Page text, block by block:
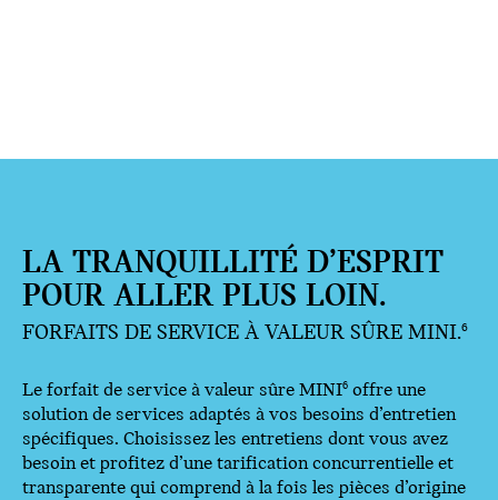
LA TRANQUILLITÉ D’ESPRIT
POUR ALLER PLUS LOIN.
FORFAITS DE SERVICE À VALEUR SÛRE MINI.6
Le forfait de service à valeur sûre MINI6 offre une
solution de services adaptés à vos besoins d’entretien
spécifiques. Choisissez les entretiens dont vous avez
besoin et profitez d’une tarification concurrentielle et
transparente qui comprend à la fois les pièces d’origine